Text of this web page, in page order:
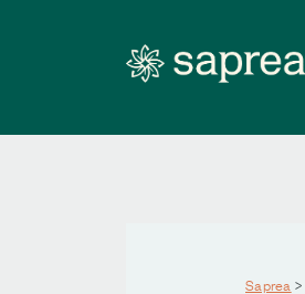
Saprea >